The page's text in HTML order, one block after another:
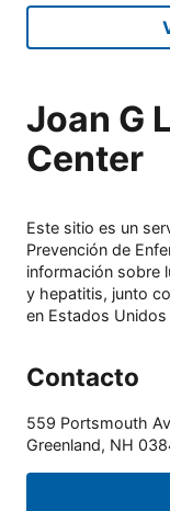
Joan G
Center
Este sitio es un
Prevención de
información sobre
y hepatitis, junto
en Estados
Contacto
559 Portsmouth
Greenland, NH